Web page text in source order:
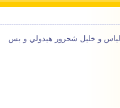
و خليل شحرور هيدولي و بس